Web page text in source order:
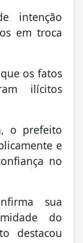
intenção
em troca
os fatos
ilícitos
o prefeito
e
no
sua
do
destacou